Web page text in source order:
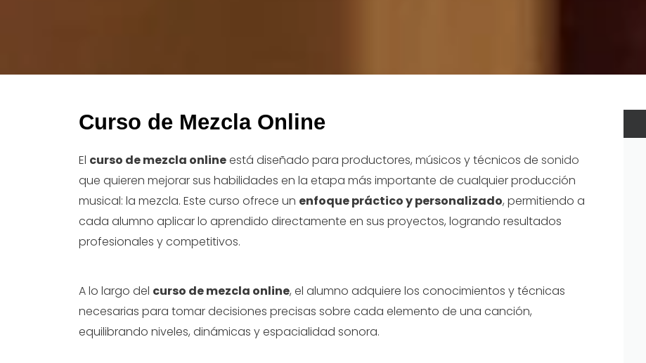
Curso de Mezcla Online
El curso de mezcla onlineestá diseñado para productores, músicos y técnicos de sonido
que quieren mejorar sus habilidades en la etapa más importante de cualquier producción
musical: la mezcla. Este curso ofrece un enfoque práctico y personalizado, permitiendo a
cada alumno aplicar lo aprendido directamente en sus proyectos, logrando resultados
profesionales y competitivos.
A lo largo del curso de mezcla online, el alumno adquiere los conocimientos y técnicas
necesarias para tomar decisiones precisas sobre cada elemento de una canción,
equilibrando niveles, dinámicas y espacialidad sonora.